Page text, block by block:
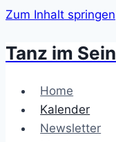
Zum Inhalt springen
Tanz im Sein
Home
Kalender
Newsletter